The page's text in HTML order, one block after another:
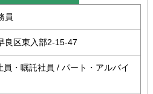
員
良区東入部2-15-47
員・嘱託社員 / パート・アルバイ